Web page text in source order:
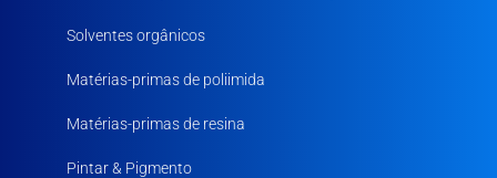
Solventes orgânicos
Matérias-primas de poliimida
Matérias-primas de resina
Pintar & Pigmento